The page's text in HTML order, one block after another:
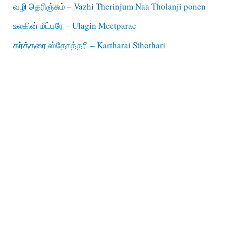
வழி தெரிஞ்சும் – Vazhi Therinjum Naa Tholanji ponen
உலகின் மீட்பரே – Ulagin Meetparae
கர்த்தரை ஸ்தோத்தரி – Kartharai Sthothari